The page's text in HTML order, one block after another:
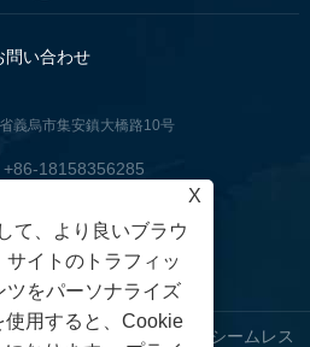
問い合わせ
義烏市集安鎮大橋路10号
+86-18158356285
ス: +86-579-89979099
Clothing Co., Ltd. - シームレス
X
て、より良いブラウ
イトのトラフィッ
ツをパーソナライズ
使用すると、Cookie